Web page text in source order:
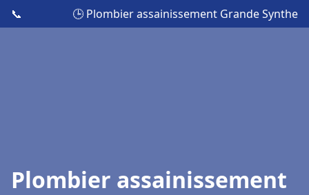
📞 🕒 Plombier assainissement Grande Synthe
Plombier assainissement